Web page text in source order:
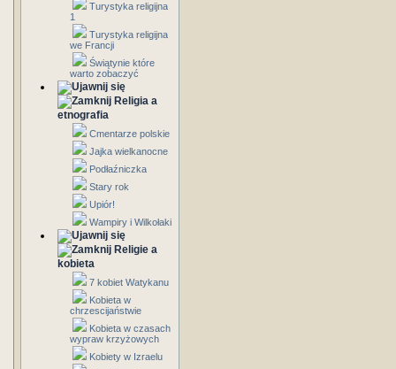
Turystyka religijna
1
Turystyka religijna
we Francji
Świątynie które
warto zobaczyć
Religia a
etnografia
Cmentarze polskie
Jajka wielkanocne
Podłaźniczka
Stary rok
Upiór!
Wampiry i Wilkołaki
Religie a
kobieta
7 kobiet Watykanu
Kobieta w
chrzescijaństwie
Kobieta w czasach
wypraw krzyżowych
Kobiety w Izraelu